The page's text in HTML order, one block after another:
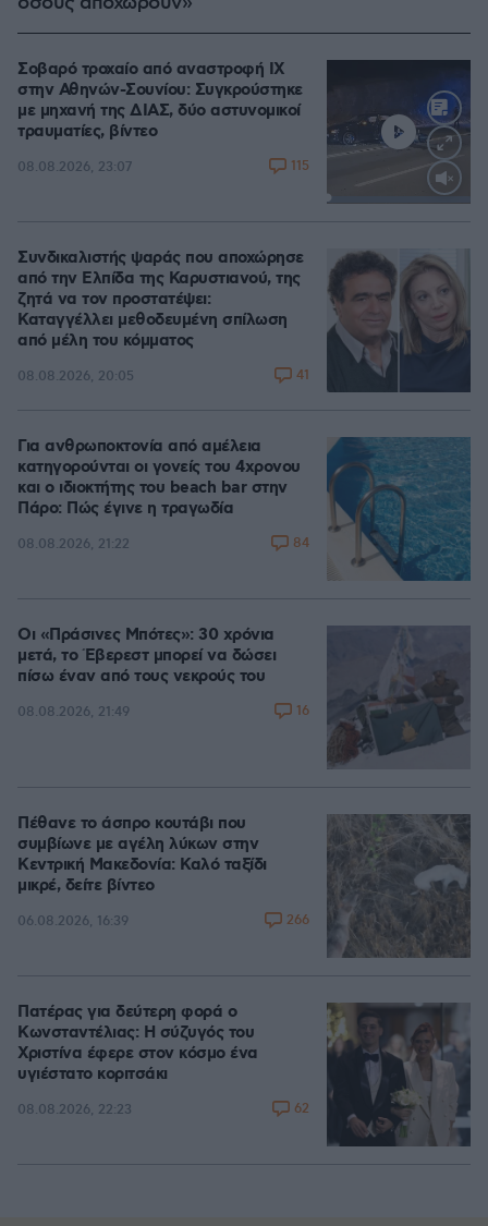
Σοβαρό τροχαίο από αναστροφή ΙΧ
στην Αθηνών-Σουνίου: Συγκρούστηκε
με μηχανή της ΔΙΑΣ, δύο αστυνομικοί
τραυματίες, βίντεο
08.08.2026, 23:07 115
Συνδικαλιστής ψαράς που αποχώρησε
από την Ελπίδα της Καρυστιανού, της
ζητά να τον προστατέψει:
Καταγγέλλει μεθοδευμένη σπίλωση
από μέλη του κόμματος
08.08.2026, 20:05 41
Για ανθρωποκτονία από αμέλεια
κατηγορούνται οι γονείς του 4χρονου
και ο ιδιοκτήτης του beach bar στην
Πάρο: Πώς έγινε η τραγωδία
08.08.2026, 21:22 84
Οι «Πράσινες Μπότες»: 30 χρόνια
μετά, το Έβερεστ μπορεί να δώσει
πίσω έναν από τους νεκρούς του
08.08.2026, 21:49 16
Πέθανε το άσπρο κουτάβι που
συμβίωνε με αγέλη λύκων στην
Κεντρική Μακεδονία: Καλό ταξίδι
μικρέ, δείτε βίντεο
06.08.2026, 16:39 266
Πατέρας για δεύτερη φορά ο
Κωνσταντέλιας: Η σύζυγός του
Χριστίνα έφερε στον κόσμο ένα
υγιέστατο κοριτσάκι
08.08.2026, 22:23 62